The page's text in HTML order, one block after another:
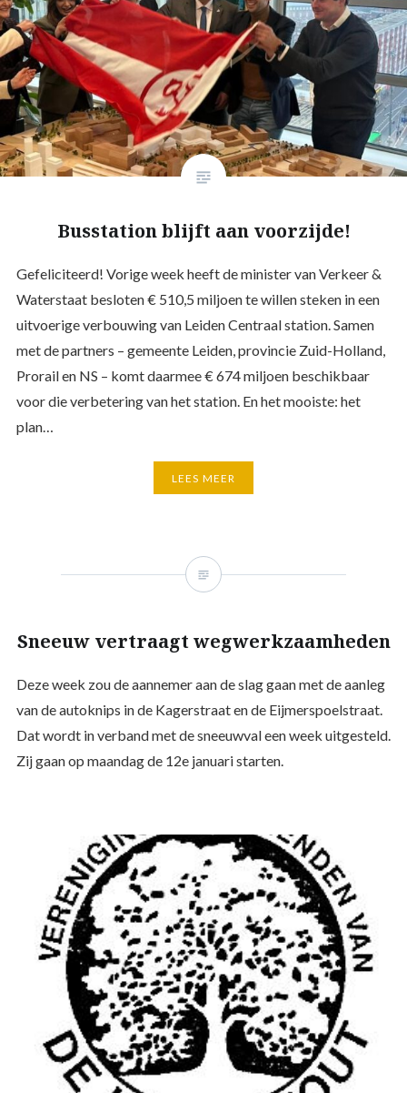
Busstation blijft aan voorzijde!
Gefeliciteerd! Vorige week heeft de minister van Verkeer &
Waterstaat besloten € 510,5 miljoen te willen steken in een
uitvoerige verbouwing van Leiden Centraal station. Samen
met de partners – gemeente Leiden, provincie Zuid-Holland,
Prorail en NS – komt daarmee € 674 miljoen beschikbaar
voor die verbetering van het station. En het mooiste: het
plan…
LEES MEER
Sneeuw vertraagt wegwerkzaamheden
Deze week zou de aannemer aan de slag gaan met de aanleg
van de autoknips in de Kagerstraat en de Eijmerspoelstraat.
Dat wordt in verband met de sneeuwval een week uitgesteld.
Zij gaan op maandag de 12e januari starten.